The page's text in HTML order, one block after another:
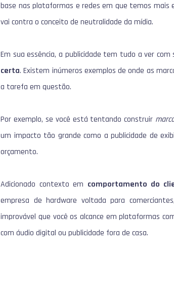
base nas plataformas e redes em que temos mais
vai contra o conceito de neutralidade da mídia.
Em sua essência, a publicidade tem tudo a ver com
certa. Existem inúmeros exemplos de onde as
a tarefa em questão.
Por exemplo, se você está tentando construir
um impacto tão grande como a publicidade de
orçamento.
Adicionado contexto em comportamento do
empresa de hardware voltada para
improvável que você os alcance em plataformas
com áudio digital ou publicidade fora de casa.